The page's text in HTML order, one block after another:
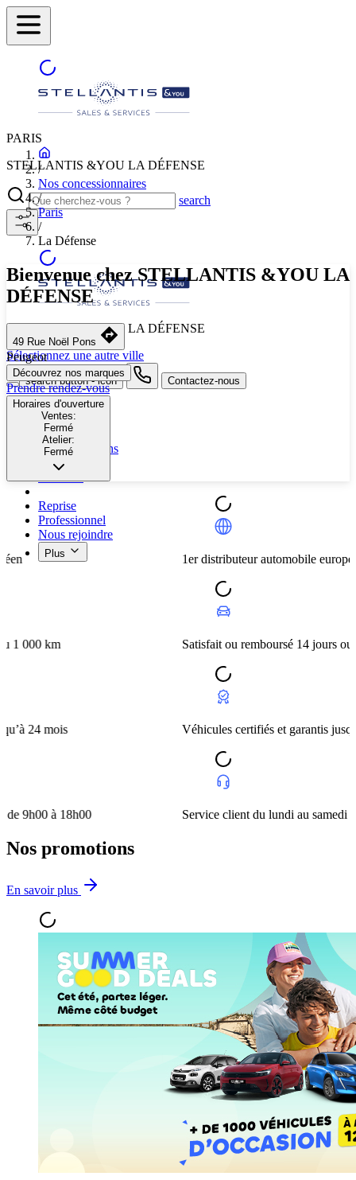
PARIS
STELLANTIS &YOU LA DÉFENSE
search
STELLANTIS &YOU LA DÉFENSE
Sélectionnez une autre ville
search button - icon Contactez-nous
Neuf
Occasion
Nos promotions
Nos marques
Reprise
Professionnel
Nous rejoindre
Plus
/
Nos concessionnaires
/
Paris
/
La Défense
Bienvenue chez STELLANTIS &YOU LA
DÉFENSE
49 Rue Noël Pons
Peugeot
Découvrez nos marques
Prendre rendez-vous
Horaires d'ouverture
Ventes:
Fermé
Atelier:
Fermé
km
à 18h00
1er distributeur automobile européen
Satisfait ou remboursé 14 jours ou 1 000
Véhicules certifiés et garantis jusqu’à 24
Service client du lundi au samedi de 9h00
Nos promotions
En savoir plus